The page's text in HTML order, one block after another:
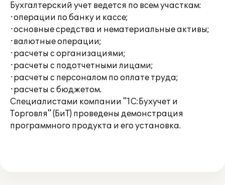
Бухгалтерский учет ведется по всем участкам:
·операции по банку и кассе;
·основные средства и нематериальные активы;
·валютные операции;
·расчеты с организациями;
·расчеты с подотчетными лицами;
·расчеты с персоналом по оплате труда;
·расчеты с бюджетом.
Специалистами компании "1С:Бухучет и
Торговля" (БиТ) проведены демонстрация
программного продукта и его установка.